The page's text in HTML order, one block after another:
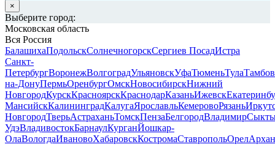
×
Выберите город:
Московская область
Вся Россия
БалашихаПодольскСолнечногорскСергиев ПосадИстра
Санкт-
ПетербургВоронежВолгоградУльяновскУфаТюменьТулаТамбов
на-ДонуПермьОренбургОмскНовосибирскНижний
НовгородКурскКрасноярскКраснодарКазаньИжевск
МансийскКалининградКалугаЯрославльКемеровоРязань
НовгородТверьАстраханьТомскПензаБелгородВладимир
УдэВладивостокБарнаулКурганЙошкар-
ОлаВологдаИвановоХабаровскКостромаСтавропольОрел